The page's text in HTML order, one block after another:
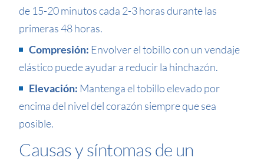
de 15-20 minutos cada 2-3 horas durante las
primeras 48 horas.
Compresión: Envolver el tobillo con un vendaje
elástico puede ayudar a reducir la hinchazón.
Elevación: Mantenga el tobillo elevado por
encima del nivel del corazón siempre que sea
posible.
Causas y síntomas de un